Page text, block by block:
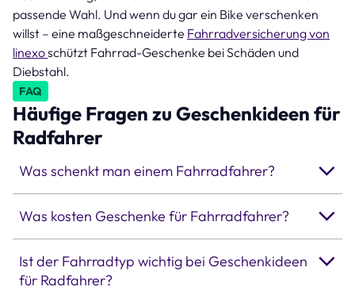
passende Wahl. Und wenn du gar ein Bike verschenken
willst – eine maßgeschneiderte Fahrradversicherung von
linexoschützt Fahrrad-Geschenke bei Schäden und
Diebstahl.
FAQ
Häufige Fragen zu Geschenkideen für
Radfahrer
Was schenkt man einem Fahrradfahrer?
Was kosten Geschenke für Fahrradfahrer?
Ist der Fahrradtyp wichtig bei Geschenkideen
für Radfahrer?